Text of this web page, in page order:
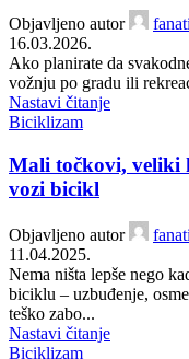
Objavljeno autor
16.03.2026.
Ako planirate da
vožnju po gradu ili
Nastavi čitanje
Biciklizam
Mali točkovi, veliki
vozi bicikl
Objavljeno autor
11.04.2025.
Nema ništa lepše nego
biciklu – uzbuđenje,
teško zabo...
Nastavi čitanje
Biciklizam